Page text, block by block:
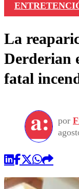
La
Derderian
fatal
por